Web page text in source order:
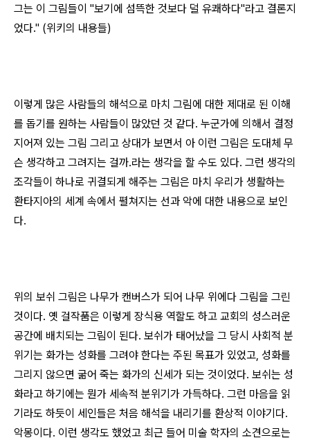
그는 이 그림들이 "보기에 섬뜩한 것보다 덜 유쾌하다"라고 결론지
었다." (위키의 내용들)
이렇게 많은 사람들의 해석으로 마치 그림에 대한 제대로 된 이해
를 돕기를 원하는 사람들이 많았던 것 같다. 누군가에 의해서 결정
지어져 있는 그림 그리고 상대가 보면서 아 이런 그림은 도대체 무
슨 생각하고 그려지는 걸까.라는 생각을 할 수도 있다. 그런 생각의
조각들이 하나로 귀결되게 해주는 그림은 마치 우리가 생활하는
환타지아의 세계 속에서 펼쳐지는 선과 악에 대한 내용으로 보인
다.
위의 보쉬 그림은 나무가 캔버스가 되어 나무 위에다 그림을 그린
것이다. 옛 걸작품은 이렇게 장식용 역할도 하고 교회의 성스러운
공간에 배치되는 그림이 된다. 보쉬가 태어났을 그 당시 사회적 분
위기는 화가는 성화를 그려야 한다는 주된 목표가 있었고, 성화를
그리지 않으면 굶어 죽는 화가의 신세가 되는 것이었다. 보쉬는 성
화라고 하기에는 뭔가 세속적 분위기가 가득하다. 그런 마음을 읽
기라도 하듯이 세인들은 처음 해석을 내리기를 환상적 이야기다.
악몽이다. 이런 생각도 했었고 최근 들어 미술 학자의 소견으로는